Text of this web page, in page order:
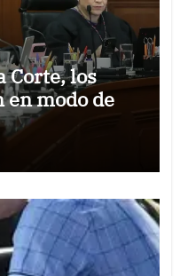
Corte, los
modo de